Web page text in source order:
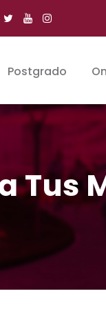
Postgrado
Tus